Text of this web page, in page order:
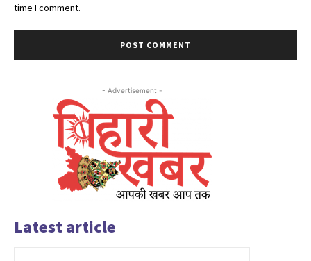
time I comment.
- Advertisement -
Latest article